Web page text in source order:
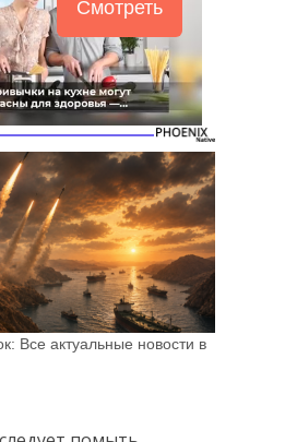
Смотреть
Все актуальные новости в